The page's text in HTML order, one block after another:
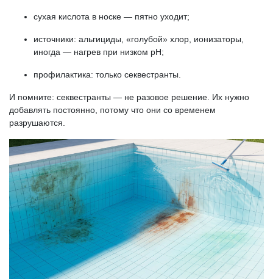
сухая кислота в носке — пятно уходит;
источники: альгициды, «голубой» хлор, ионизаторы,
иногда — нагрев при низком pH;
профилактика: только секвестранты.
И помните: секвестранты — не разовое решение. Их нужно
добавлять постоянно, потому что они со временем
разрушаются.